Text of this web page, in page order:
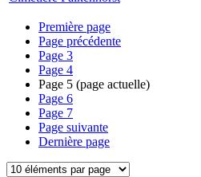
Première page
Page précédente
Page 3
Page 4
Page 5 (page actuelle)
Page 6
Page 7
Page suivante
Dernière page